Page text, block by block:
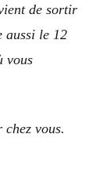
de sortir
aussi le 12
vous
vous.